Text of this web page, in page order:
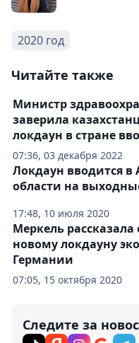
2020 год
Читайте также
07:36, 03 декабря 2022
Министр
заверила
локдаун в стране
17:48, 10 июля 2020
Локдаун вводится
области на
07:05, 15 октября 2020
Меркель рассказала
новому локдауну
Германии
Следите за